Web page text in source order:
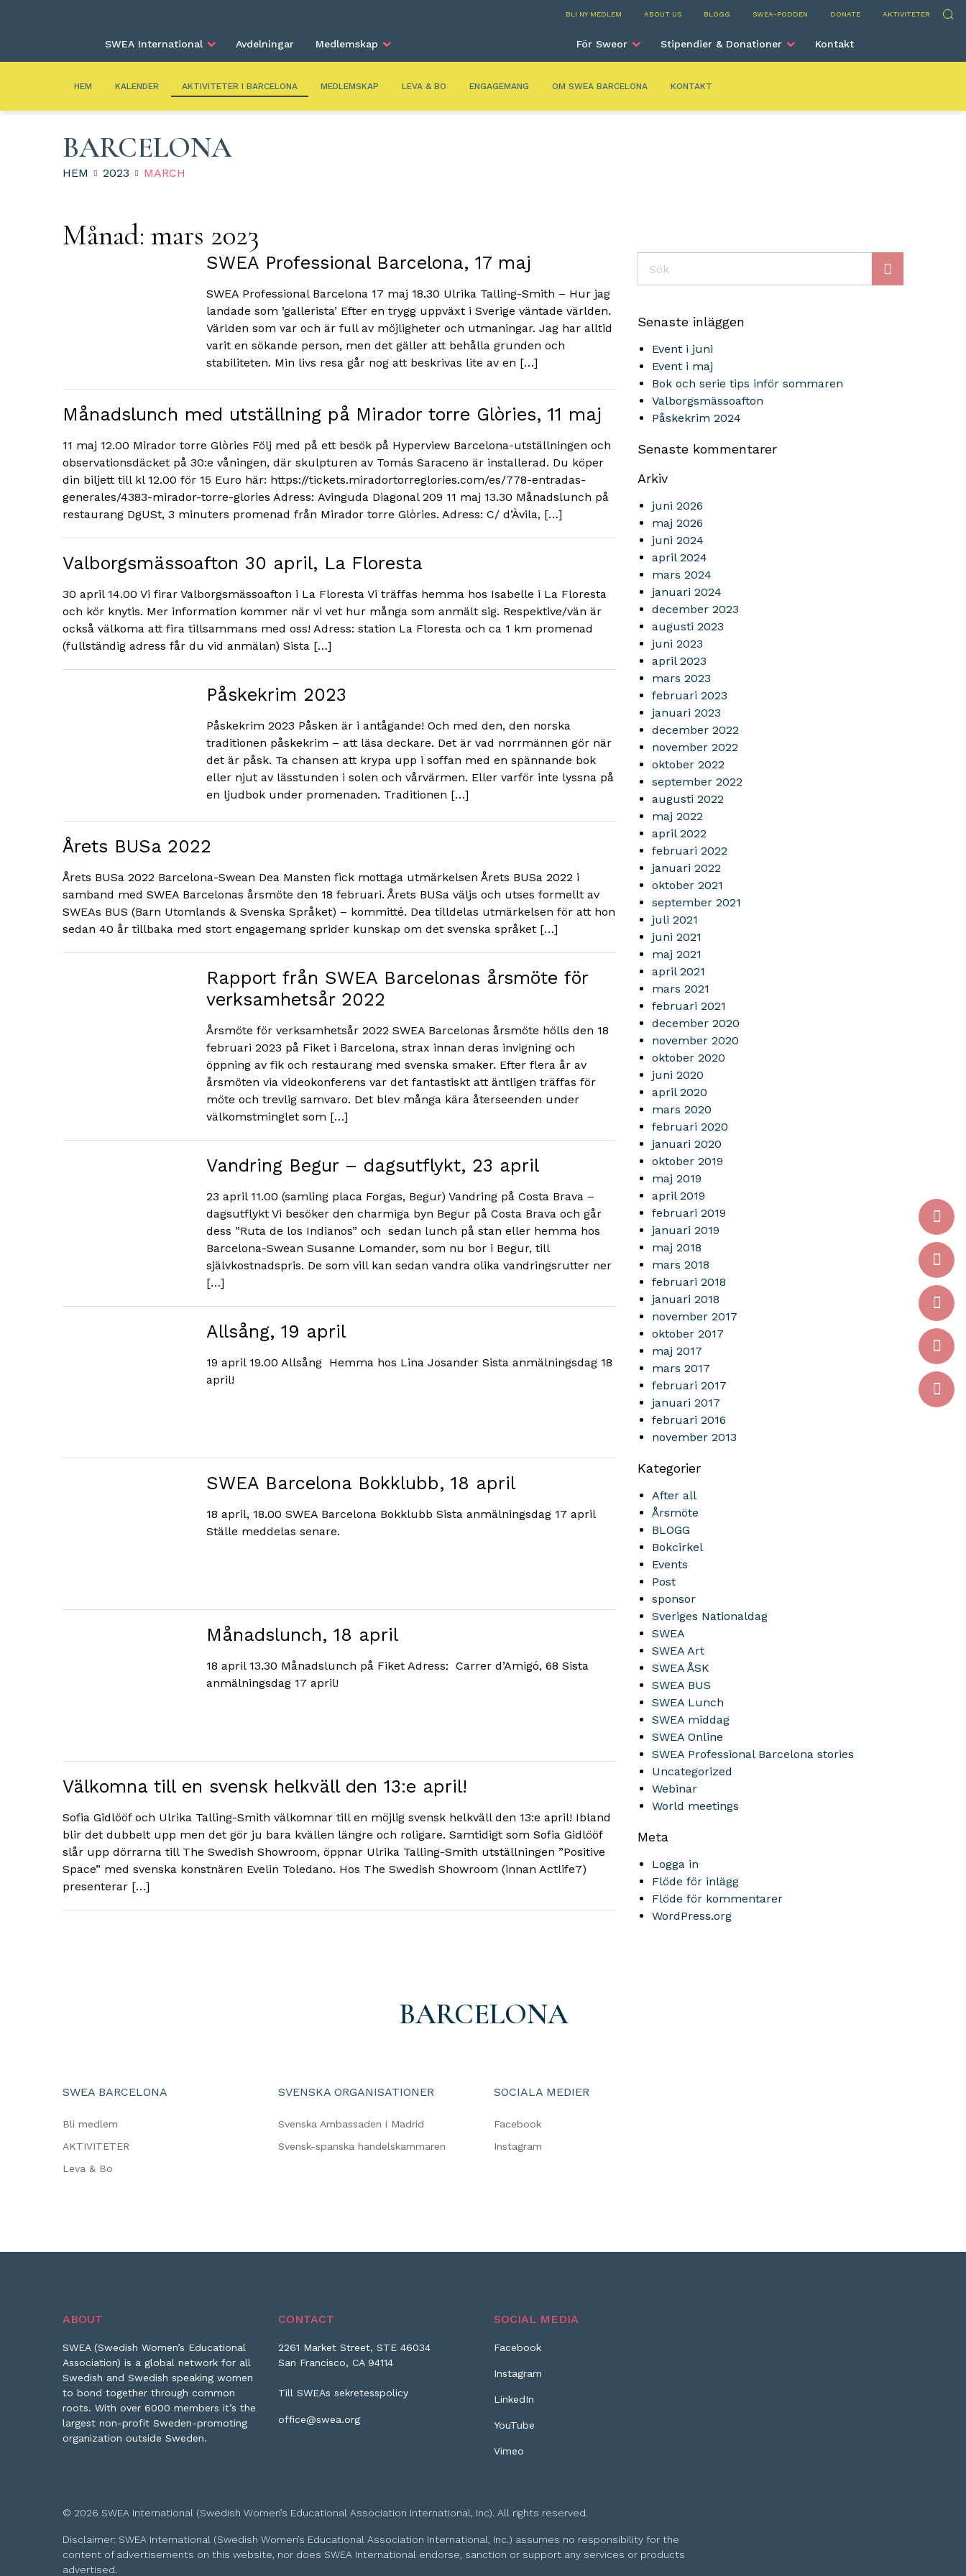
BLI NY MEDLEM ABOUT US BLOGG SWEA-PODDEN DONATE AKTIVITETER Sök
Barcelona
SWEA International Avdelningar Medlemskap För Sweor Stipendier & Donationer Kontakt
HEM KALENDER AKTIVITETER I BARCELONA MEDLEMSKAP LEVA & BO ENGAGEMANG OM SWEA BARCELONA KONTAKT
BARCELONA
HEM 2023 MARCH
Månad: mars 2023
SWEA Professional Barcelona, 17 maj
SWEA Professional Barcelona 17 maj 18.30 Ulrika Talling-Smith – Hur jag
landade som ’gallerista’ Efter en trygg uppväxt i Sverige väntade världen.
Världen som var och är full av möjligheter och utmaningar. Jag har alltid
varit en sökande person, men det gäller att behålla grunden och
stabiliteten. Min livs resa går nog att beskrivas lite av en […]
Månadslunch med utställning på Mirador torre Glòries, 11 maj
11 maj 12.00 Mirador torre Glòries Följ med på ett besök på Hyperview Barcelona-utställningen och
observationsdäcket på 30:e våningen, där skulpturen av Tomás Saraceno är installerad. Du köper
din biljett till kl 12.00 för 15 Euro här: https://tickets.miradortorreglories.com/es/778-entradas-
generales/4383-mirador-torre-glories Adress: Avinguda Diagonal 209 11 maj 13.30 Månadslunch på
restaurang DgUSt, 3 minuters promenad från Mirador torre Glòries. Adress: C/ d’Àvila, […]
Valborgsmässoafton 30 april, La Floresta
30 april 14.00 Vi firar Valborgsmässoafton i La Floresta Vi träffas hemma hos Isabelle i La Floresta
och kör knytis. Mer information kommer när vi vet hur många som anmält sig. Respektive/vän är
också välkoma att fira tillsammans med oss! Adress: station La Floresta och ca 1 km promenad
(fullständig adress får du vid anmälan) Sista […]
Påskekrim 2023
Påskekrim 2023 Påsken är i antågande! Och med den, den norska
traditionen påskekrim – att läsa deckare. Det är vad norrmännen gör när
det är påsk. Ta chansen att krypa upp i soffan med en spännande bok
eller njut av lässtunden i solen och vårvärmen. Eller varför inte lyssna på
en ljudbok under promenaden. Traditionen […]
Årets BUSa 2022
Årets BUSa 2022 Barcelona-Swean Dea Mansten fick mottaga utmärkelsen Årets BUSa 2022 i
samband med SWEA Barcelonas årsmöte den 18 februari. Årets BUSa väljs och utses formellt av
SWEAs BUS (Barn Utomlands & Svenska Språket) – kommitté. Dea tilldelas utmärkelsen för att hon
sedan 40 år tillbaka med stort engagemang sprider kunskap om det svenska språket […]
Rapport från SWEA Barcelonas årsmöte för
verksamhetsår 2022
Årsmöte för verksamhetsår 2022 SWEA Barcelonas årsmöte hölls den 18
februari 2023 på Fiket i Barcelona, strax innan deras invigning och
öppning av fik och restaurang med svenska smaker. Efter flera år av
årsmöten via videokonferens var det fantastiskt att äntligen träffas för
möte och trevlig samvaro. Det blev många kära återseenden under
välkomstminglet som […]
Vandring Begur – dagsutflykt, 23 april
23 april 11.00 (samling placa Forgas, Begur) Vandring på Costa Brava –
dagsutflykt Vi besöker den charmiga byn Begur på Costa Brava och går
dess ”Ruta de los Indianos” och sedan lunch på stan eller hemma hos
Barcelona-Swean Susanne Lomander, som nu bor i Begur, till
självkostnadspris. De som vill kan sedan vandra olika vandringsrutter ner
[…]
Allsång, 19 april
19 april 19.00 Allsång Hemma hos Lina Josander Sista anmälningsdag 18
april!
SWEA Barcelona Bokklubb, 18 april
18 april, 18.00 SWEA Barcelona Bokklubb Sista anmälningsdag 17 april
Ställe meddelas senare.
Månadslunch, 18 april
18 april 13.30 Månadslunch på Fiket Adress: Carrer d’Amigó, 68 Sista
anmälningsdag 17 april!
Välkomna till en svensk helkväll den 13:e april!
Sofia Gidlööf och Ulrika Talling-Smith välkomnar till en möjlig svensk helkväll den 13:e april! Ibland
blir det dubbelt upp men det gör ju bara kvällen längre och roligare. Samtidigt som Sofia Gidlööf
slår upp dörrarna till The Swedish Showroom, öppnar Ulrika Talling-Smith utställningen ”Positive
Space” med svenska konstnären Evelin Toledano. Hos The Swedish Showroom (innan Actlife7)
presenterar […]
Senaste inläggen
Event i juni
Event i maj
Bok och serie tips inför sommaren
Valborgsmässoafton
Påskekrim 2024
Senaste kommentarer
Arkiv
juni 2026
maj 2026
juni 2024
april 2024
mars 2024
januari 2024
december 2023
augusti 2023
juni 2023
april 2023
mars 2023
februari 2023
januari 2023
december 2022
november 2022
oktober 2022
september 2022
augusti 2022
maj 2022
april 2022
februari 2022
januari 2022
oktober 2021
september 2021
juli 2021
juni 2021
maj 2021
april 2021
mars 2021
februari 2021
december 2020
november 2020
oktober 2020
juni 2020
april 2020
mars 2020
februari 2020
januari 2020
oktober 2019
maj 2019
april 2019
februari 2019
januari 2019
maj 2018
mars 2018
februari 2018
januari 2018
november 2017
oktober 2017
maj 2017
mars 2017
februari 2017
januari 2017
februari 2016
november 2013
Kategorier
After all
Årsmöte
BLOGG
Bokcirkel
Events
Post
sponsor
Sveriges Nationaldag
SWEA
SWEA Art
SWEA ÅSK
SWEA BUS
SWEA Lunch
SWEA middag
SWEA Online
SWEA Professional Barcelona stories
Uncategorized
Webinar
World meetings
Meta
Logga in
Flöde för inlägg
Flöde för kommentarer
WordPress.org
BARCELONA
SWEA BARCELONA
Bli medlem
AKTIVITETER
Leva & Bo
SVENSKA ORGANISATIONER
Svenska Ambassaden i Madrid
Svensk-spanska handelskammaren
SOCIALA MEDIER
Facebook
Instagram
ABOUT
SWEA (Swedish Women’s Educational
Association) is a global network for all
Swedish and Swedish speaking women
to bond together through common
roots. With over 6000 members it’s the
largest non-profit Sweden-promoting
organization outside Sweden.
CONTACT
2261 Market Street, STE 46034
San Francisco, CA 94114
Till SWEAs sekretesspolicy
office@swea.org
SOCIAL MEDIA
Facebook
Instagram
LinkedIn
YouTube
Vimeo
© 2026 SWEA International (Swedish Women’s Educational Association International, Inc). All rights reserved.
Disclaimer: SWEA International (Swedish Women’s Educational Association International, Inc.) assumes no responsibility for the
content of advertisements on this website, nor does SWEA International endorse, sanction or support any services or products
advertised.